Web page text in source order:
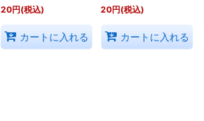
20円(税込)
カートに入れる
20円(税込)
カートに入れる